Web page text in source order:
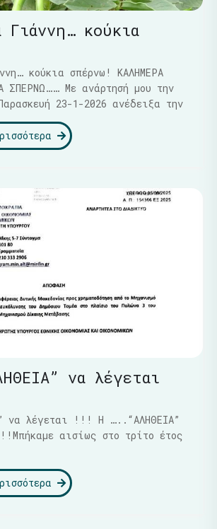
Γιάννη… κούκια
κούκια σπέρνω! ΚΑΛΗΜΕΡΑ
ΣΠΕΡΝΩ…… Με ανάρτησή μου την
23-1-2026 ανέδειξα την
να λέγεται
να λέγεται !!! Η …..“ΑΛΗΘΕΙΑ”
αισίως στο τρίτο έτος